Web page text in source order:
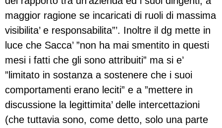
maggior ragione se incaricati di ruoli di massima
visibilita’ e responsabilita”’. Inoltre il dg mette in
luce che Sacca’ ”non ha mai smentito in questi
mesi i fatti che gli sono attribuiti” ma si e’
”limitato in sostanza a sostenere che i suoi
comportamenti erano leciti” e a ”mettere in
discussione la legittimita’ delle intercettazioni
(che tuttavia sono, come detto, solo una parte